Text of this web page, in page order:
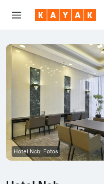
Hotel Ncb: Fotos